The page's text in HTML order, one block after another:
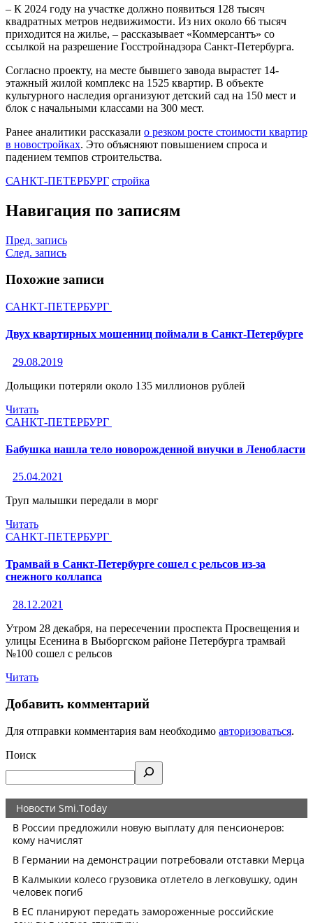
– К 2024 году на участке должно появиться 128 тысяч
квадратных метров недвижимости. Из них около 66 тысяч
приходится на жилье, – рассказывает «Коммерсантъ» со
ссылкой на разрешение Госстройнадзора Санкт-Петербурга.
Согласно проекту, на месте бывшего завода вырастет 14-
этажный жилой комплекс на 1525 квартир. В объекте
культурного наследия организуют детский сад на 150 мест и
блок с начальными классами на 300 мест.
Ранее аналитики рассказали о резком росте стоимости квартир
в новостройках. Это объясняют повышением спроса и
падением темпов строительства.
САНКТ-ПЕТЕРБУРГ стройка
Навигация по записям
Пред. запись
След. запись
Похожие записи
САНКТ-ПЕТЕРБУРГ
Двух квартирных мошенниц поймали в Санкт-Петербурге
29.08.2019
Дольщики потеряли около 135 миллионов рублей
Читать
САНКТ-ПЕТЕРБУРГ
Бабушка нашла тело новорожденной внучки в Ленобласти
25.04.2021
Труп малышки передали в морг
Читать
САНКТ-ПЕТЕРБУРГ
Трамвай в Санкт-Петербурге сошел с рельсов из-за
снежного коллапса
28.12.2021
Утром 28 декабря, на пересечении проспекта Просвещения и
улицы Есенина в Выборгском районе Петербурга трамвай
№100 сошел с рельсов
Читать
Добавить комментарий
Для отправки комментария вам необходимо авторизоваться.
Поиск